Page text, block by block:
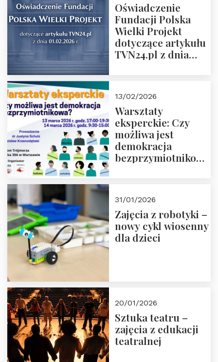
Oświadczenie
Fundacji Polska
Wielki Projekt
dotyczące artykułu
TVN24.pl z dnia
13/02/2026
Warsztaty
eksperckie: Czy
możliwa jest
demokracja
bezprzymiotnikowa?
31/01/2026
Zajęcia z robotyki –
nowy cykl wiosenny
dla dzieci
20/01/2026
Sztuka teatru –
zajęcia z edukacji
teatralnej